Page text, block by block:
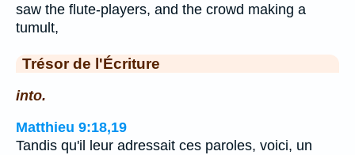
saw the flute-players, and the crowd making a
tumult,
Trésor de l'Écriture
into.
Matthieu 9:18,19
Tandis qu'il leur adressait ces paroles, voici, un